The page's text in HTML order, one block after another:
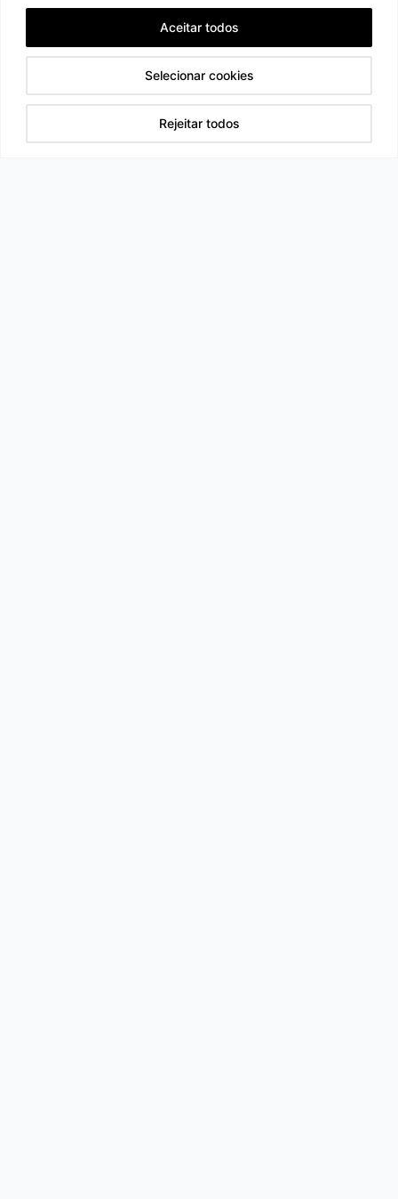
Selecionar cookies
Rejeitar todos
Aceitar todos